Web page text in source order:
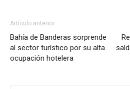
Artículo anterior
Bahía de Banderas sorprende
al sector turístico por su alta
ocupación hotelera